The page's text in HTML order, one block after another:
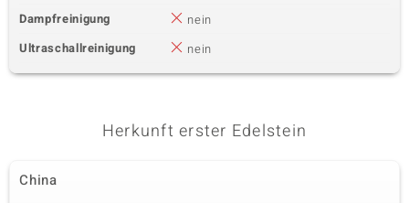
Dampfreinigung
nein
Ultraschallreinigung
nein
Herkunft erster Edelstein
China